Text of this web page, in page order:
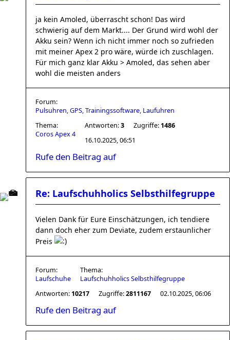
ja kein Amoled, überrascht schon! Das wird
schwierig auf dem Markt.... Der Grund wird wohl der
Akku sein? Wenn ich nicht immer noch so zufrieden
mit meiner Apex 2 pro wäre, würde ich zuschlagen.
Für mich ganz klar Akku > Amoled, das sehen aber
wohl die meisten anders
Forum:
Pulsuhren, GPS, Trainingssoftware, Laufuhren
Thema:
Coros Apex 4
Antworten:3 Zugriffe: 1486
16.10.2025, 06:51
Rufe den Beitrag auf
Re: Laufschuhholics Selbsthilfegruppe
Vielen Dank für Eure Einschätzungen, ich tendiere
dann doch eher zum Deviate, zudem erstaunlicher
Preis
Forum:
Laufschuhe
Thema:
Laufschuhholics Selbsthilfegruppe
Antworten: 10217 Zugriffe:2811167 02.10.2025, 06:06
Rufe den Beitrag auf